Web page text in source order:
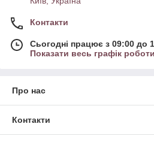
Контакти
Сьогодні працює з 09:00 до
Показати весь графік роботи
Про нас
Контакти